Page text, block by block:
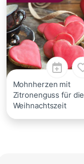
Mohnherzen mit
Zitronenguss für die
Weihnachtszeit